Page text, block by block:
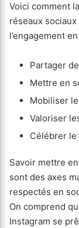
Voici comment
réseaux
l’engagement
Partager
Mettre en
Mobiliser
Valoriser
Célébrer le
Savoir mettre
sont des axes
respectés en
On comprend
Instagram se